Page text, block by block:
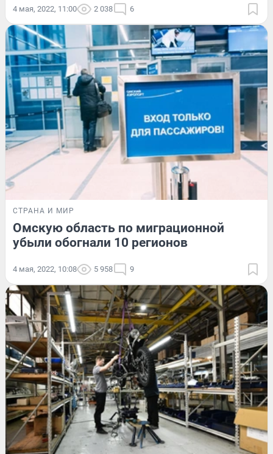
4 мая, 2022, 11:00 2 038 6
СТРАНА И МИР
Омскую область по миграционной
убыли обогнали 10 регионов
4 мая, 2022, 10:08 5 958 9